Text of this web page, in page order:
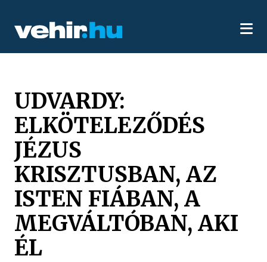
UDVARDY:
ELKÖTELEZŐDÉS
JÉZUS
KRISZTUSBAN, AZ
ISTEN FIÁBAN, A
MEGVÁLTÓBAN, AKI
ÉL